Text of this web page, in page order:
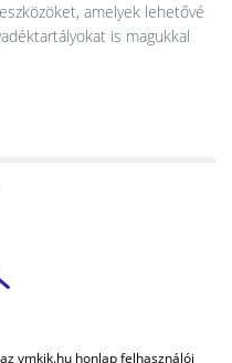
vmkik.hu honlap felhasználói
amelyek lehetővé
is magukkal